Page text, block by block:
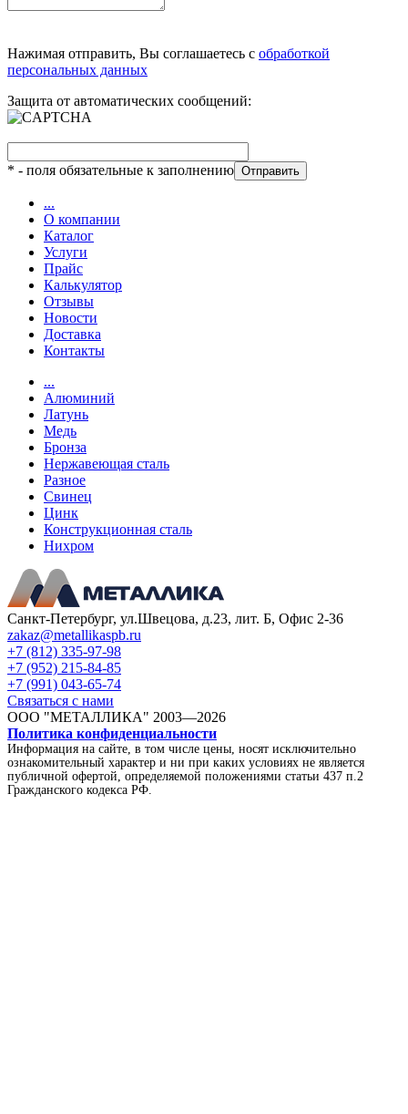
Нажимая отправить, Вы соглашаетесь с обработкой
персональных данных
Защита от автоматических сообщений:
* - поля обязательные к заполнению
...
О компании
Каталог
Услуги
Прайс
Калькулятор
Отзывы
Новости
Доставка
Контакты
...
Алюминий
Латунь
Медь
Бронза
Нержавеющая сталь
Разное
Свинец
Цинк
Конструкционная сталь
Нихром
Санкт-Петербург, ул.Швецова, д.23, лит. Б, Офис 2-36
zakaz@metallikaspb.ru
+7 (812) 335-97-98
+7 (952) 215-84-85
+7 (991) 043-65-74
Связаться с нами
ООО "МЕТАЛЛИКА" 2003—2026
Политика конфиденциальности
Информация на сайте, в том числе цены, носят исключительно
ознакомительный характер и ни при каких условиях не является
публичной офертой, определяемой положениями статьи 437 п.2
Гражданского кодекса РФ.